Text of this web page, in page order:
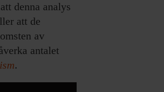
denna analys
att de
av
antalet
.